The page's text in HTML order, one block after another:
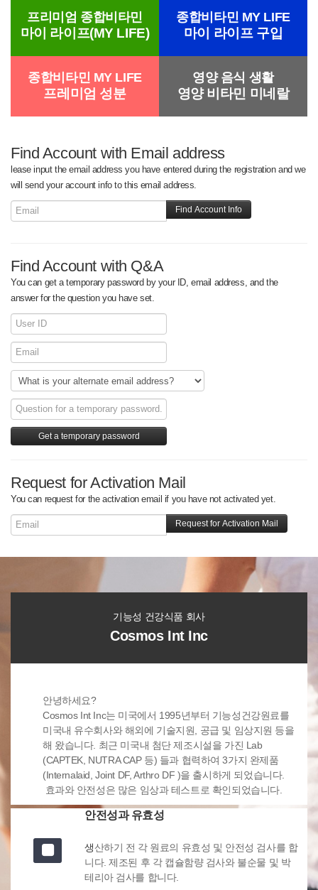
프리미엄 종합비타민
마이 라이프(MY LIFE)
종합비타민 MY LIFE
마이 라이프 구입
종합비타민 MY LIFE
프레미엄 성분
영양 음식 생활
영양 비타민 미네랄
Find Account with Email address
lease input the email address you have entered during the registration and we
will send your account info to this email address.
Find Account with Q&A
You can get a temporary password by your ID, email address, and the
answer for the question you have set.
Request for Activation Mail
You can request for the activation email if you have not activated yet.
기능성 건강식품 회사
Cosmos Int Inc
안녕하세요?
Cosmos Int Inc는 미국에서 1995년부터 기능성건강원료를
미국내 유수회사와 해외에 기술지원, 공급 및 임상지원 등을
해 왔습니다. 최근 미국내 첨단 제조시설을 가진 Lab
(CAPTEK, NUTRA CAP 등) 들과 협력하여 3가지 완제품
(Internalaid, Joint DF, Arthro DF )을 출시하게 되었습니다.
효과와 안전성은 많은 임상과 테스트로 확인되었습니다.
안전성과 유효성
생산하기 전 각 원료의 유효성 및 안전성 검사를 합
니다. 제조된 후 각 캡슐함량 검사와 불순물 및 박
테리아 검사를 합니다.